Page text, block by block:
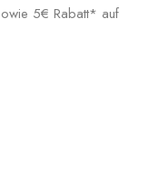
5€ Rabatt* auf